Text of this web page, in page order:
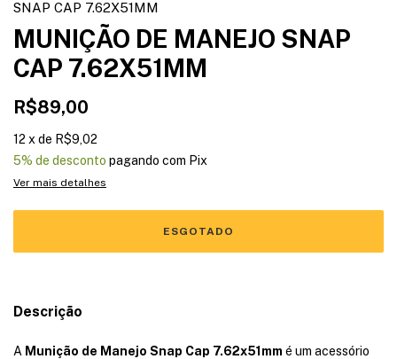
SNAP CAP 7.62X51MM
MUNIÇÃO DE MANEJO SNAP
CAP 7.62X51MM
R$89,00
12 x de R$9,02
5% de desconto pagando com Pix
Ver mais detalhes
Descrição
A Munição de Manejo Snap Cap 7.62x51mm é um acessório